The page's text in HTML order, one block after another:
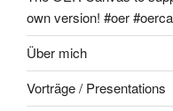
own version! #oer
Über mich
Vorträge / Presentations